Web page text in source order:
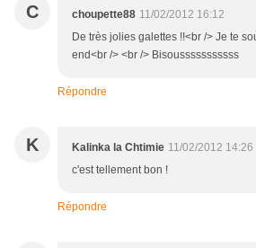
C choupette88 11/02/2012 16:12
De très jolies galettes !!<br /> Je te
end<br /> <br /> Bisousssssssssss
Répondre
K Kalinka la Chtimie 11/02/2012 14:26
c'est tellement bon !
Répondre